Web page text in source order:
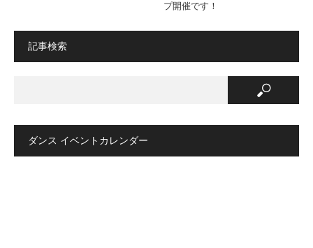
プ開催です！
記事検索
ダンス イベントカレンダー